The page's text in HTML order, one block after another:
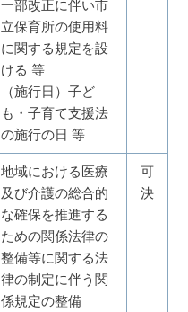
一部改正に伴い市
立保育所の使用料
に関する規定を設
ける 等
（施行日）子ど
も・子育て支援法
の施行の日 等
地域における医療
及び介護の総合的
な確保を推進する
ための関係法律の
整備等に関する法
律の制定に伴う関
係規定の整備
可
決